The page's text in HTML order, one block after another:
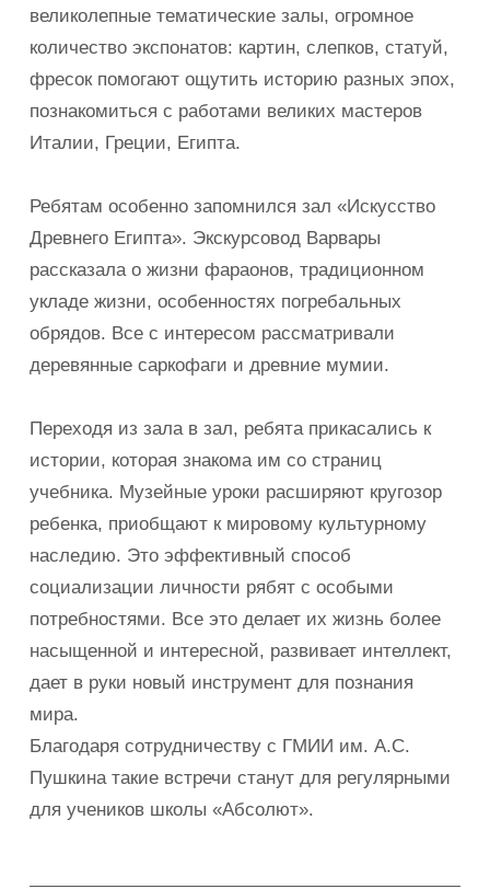
великолепные тематические залы, огромное
количество экспонатов: картин, слепков, статуй,
фресок помогают ощутить историю разных эпох,
познакомиться с работами великих мастеров
Италии, Греции, Египта.
Ребятам особенно запомнился зал «Искусство
Древнего Египта». Экскурсовод Варвары
рассказала о жизни фараонов, традиционном
укладе жизни, особенностях погребальных
обрядов. Все с интересом рассматривали
деревянные саркофаги и древние мумии.
Переходя из зала в зал, ребята прикасались к
истории, которая знакома им со страниц
учебника. Музейные уроки расширяют кругозор
ребенка, приобщают к мировому культурному
наследию. Это эффективный способ
социализации личности рябят с особыми
потребностями. Все это делает их жизнь более
насыщенной и интересной, развивает интеллект,
дает в руки новый инструмент для познания
мира.
Благодаря сотрудничеству с ГМИИ им. А.С.
Пушкина такие встречи станут для регулярными
для учеников школы «Абсолют».